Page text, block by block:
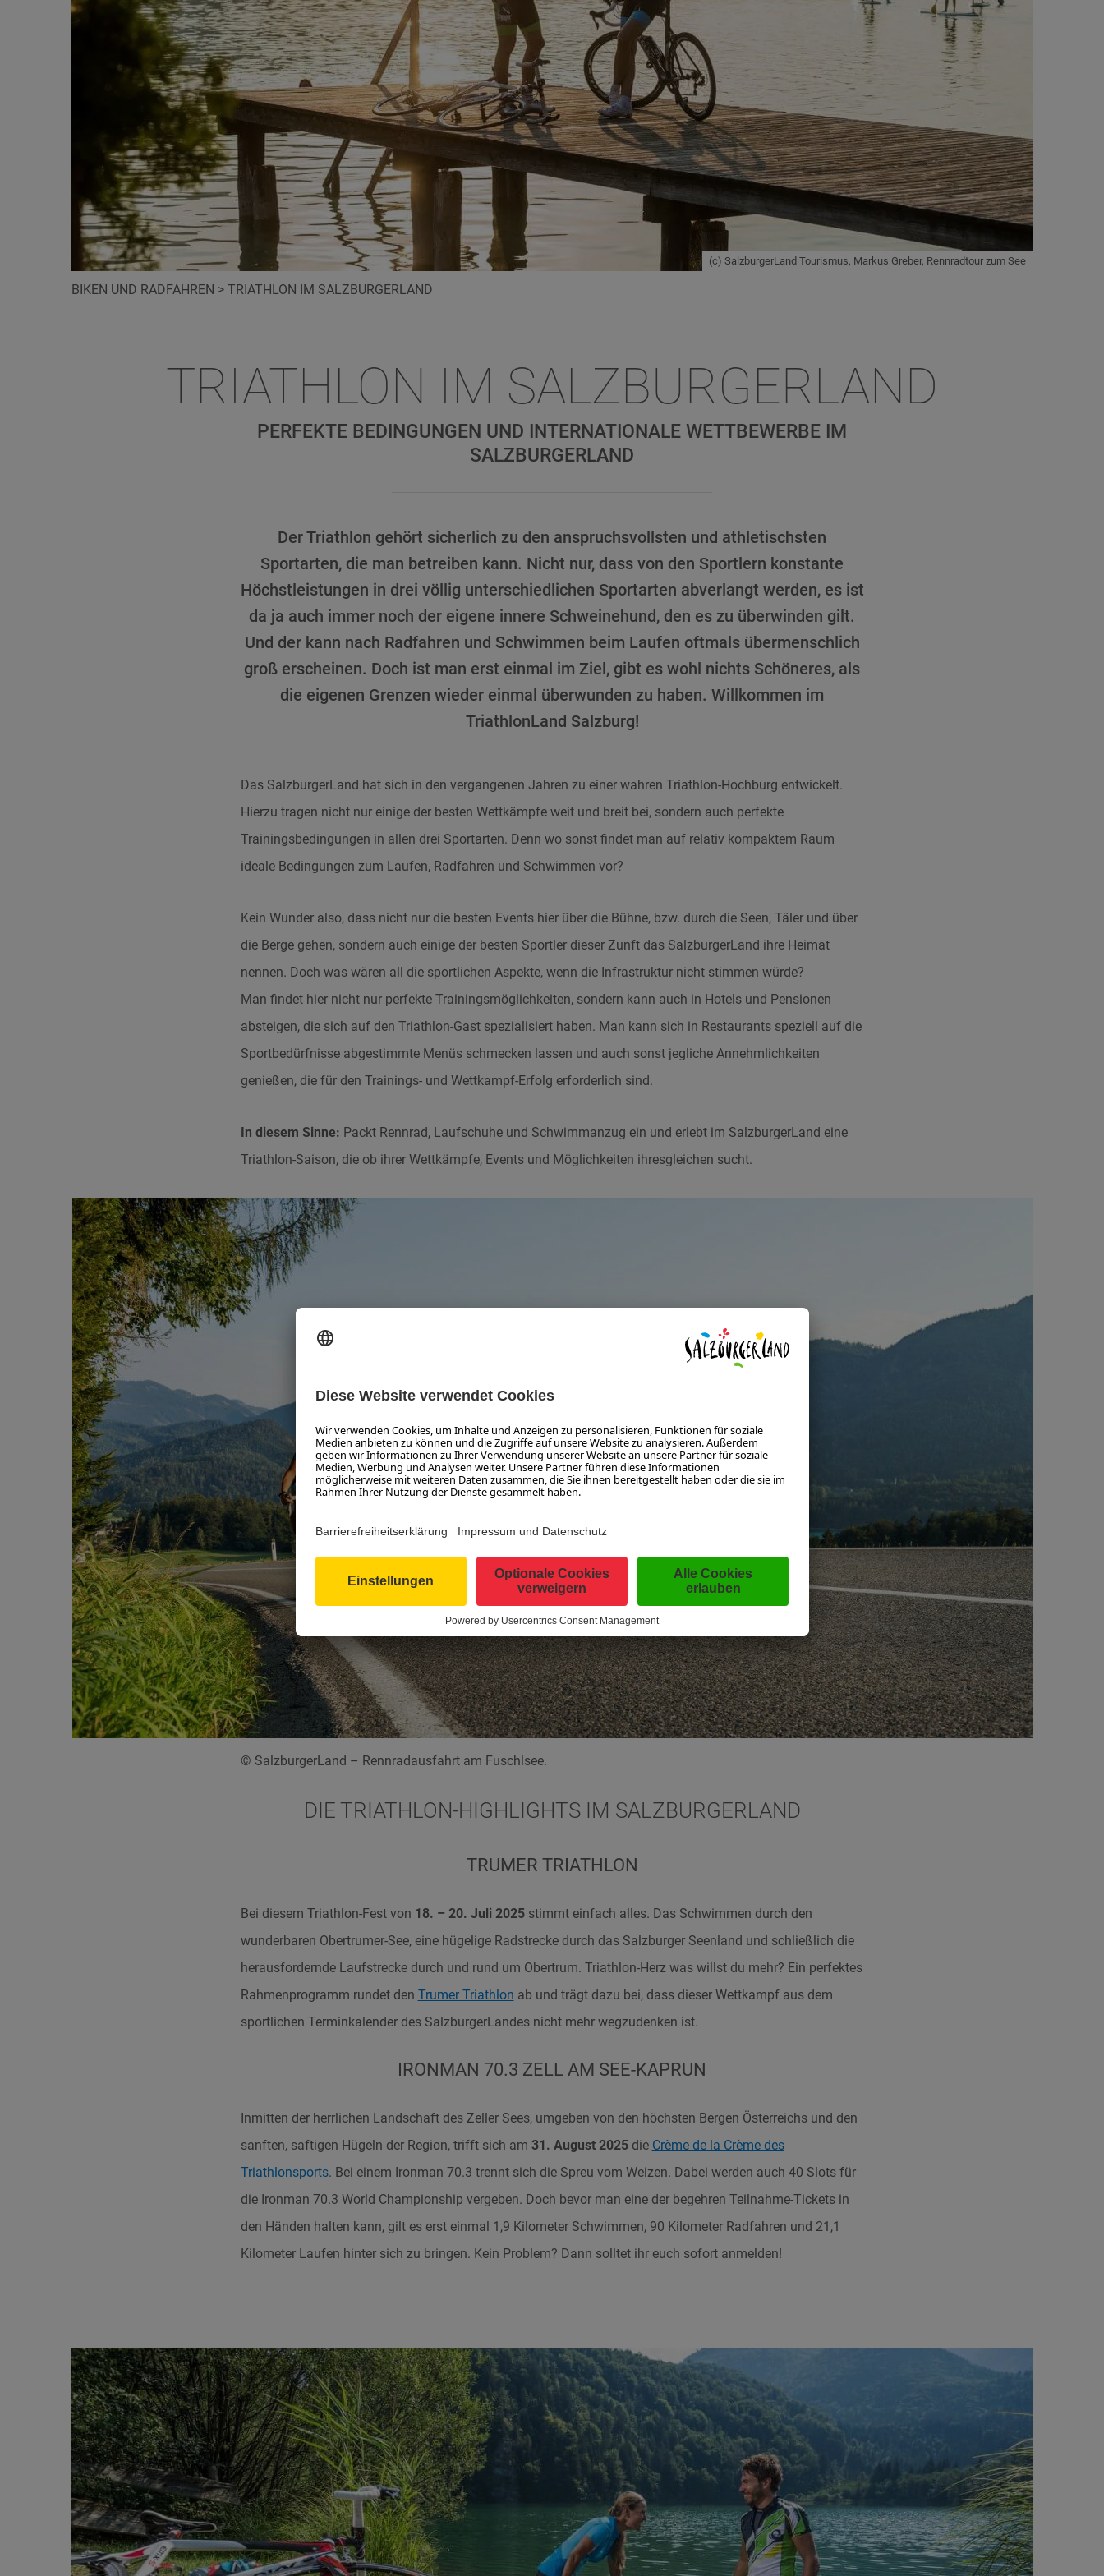
(c) SalzburgerLand Tourismus, Markus Greber, Rennradtour zum See
BIKEN UND RADFAHREN > TRIATHLON IM SALZBURGERLAND
TRIATHLON IM SALZBURGERLAND
PERFEKTE BEDINGUNGEN UND INTERNATIONALE WETTBEWERBE IM
SALZBURGERLAND
Der Triathlon gehört sicherlich zu den anspruchsvollsten und athletischsten
Sportarten, die man betreiben kann. Nicht nur, dass von den Sportlern konstante
Höchstleistungen in drei völlig unterschiedlichen Sportarten abverlangt werden, es ist
da ja auch immer noch der eigene innere Schweinehund, den es zu überwinden gilt.
Und der kann nach Radfahren und Schwimmen beim Laufen oftmals übermenschlich
groß erscheinen. Doch ist man erst einmal im Ziel, gibt es wohl nichts Schöneres, als
die eigenen Grenzen wieder einmal überwunden zu haben. Willkommen im
TriathlonLand Salzburg!
Das SalzburgerLand hat sich in den vergangenen Jahren zu einer wahren Triathlon-Hochburg entwickelt.
Hierzu tragen nicht nur einige der besten Wettkämpfe weit und breit bei, sondern auch perfekte
Trainingsbedingungen in allen drei Sportarten. Denn wo sonst findet man auf relativ kompaktem Raum
ideale Bedingungen zum Laufen, Radfahren und Schwimmen vor?
Kein Wunder also, dass nicht nur die besten Events hier über die Bühne, bzw. durch die Seen, Täler und über
die Berge gehen, sondern auch einige der besten Sportler dieser Zunft das SalzburgerLand ihre Heimat
nennen. Doch was wären all die sportlichen Aspekte, wenn die Infrastruktur nicht stimmen würde?
Man findet hier nicht nur perfekte Trainingsmöglichkeiten, sondern kann auch in Hotels und Pensionen
absteigen, die sich auf den Triathlon-Gast spezialisiert haben. Man kann sich in Restaurants speziell auf die
Sportbedürfnisse abgestimmte Menüs schmecken lassen und auch sonst jegliche Annehmlichkeiten
genießen, die für den Trainings- und Wettkampf-Erfolg erforderlich sind.
In diesem Sinne: Packt Rennrad, Laufschuhe und Schwimmanzug ein und erlebt im SalzburgerLand eine
Triathlon-Saison, die ob ihrer Wettkämpfe, Events und Möglichkeiten ihresgleichen sucht.
© SalzburgerLand – Rennradausfahrt am Fuschlsee.
DIE TRIATHLON-HIGHLIGHTS IM SALZBURGERLAND
TRUMER TRIATHLON
Bei diesem Triathlon-Fest von 18. – 20. Juli 2025 stimmt einfach alles. Das Schwimmen durch den
wunderbaren Obertrumer-See, eine hügelige Radstrecke durch das Salzburger Seenland und schließlich die
herausfordernde Laufstrecke durch und rund um Obertrum. Triathlon-Herz was willst du mehr? Ein perfektes
Rahmenprogramm rundet den Trumer Triathlon ab und trägt dazu bei, dass dieser Wettkampf aus dem
sportlichen Terminkalender des SalzburgerLandes nicht mehr wegzudenken ist.
IRONMAN 70.3 ZELL AM SEE-KAPRUN
Inmitten der herrlichen Landschaft des Zeller Sees, umgeben von den höchsten Bergen Österreichs und den
sanften, saftigen Hügeln der Region, trifft sich am 31. August 2025die Crème de la Crème des
Triathlonsports. Bei einem Ironman 70.3 trennt sich die Spreu vom Weizen. Dabei werden auch 40 Slots für
die Ironman 70.3 World Championship vergeben. Doch bevor man eine der begehren Teilnahme-Tickets in
den Händen halten kann, gilt es erst einmal 1,9 Kilometer Schwimmen, 90 Kilometer Radfahren und 21,1
Kilometer Laufen hinter sich zu bringen. Kein Problem? Dann solltet ihr euch sofort anmelden!